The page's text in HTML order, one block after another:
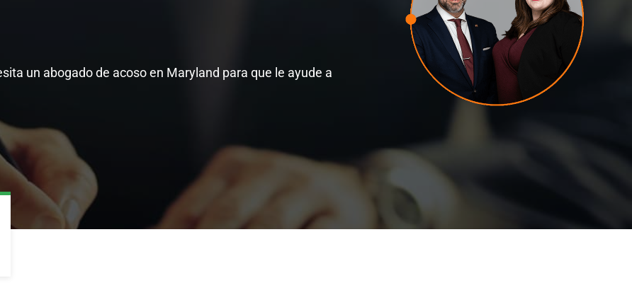
un abogado de acoso en Maryland para que le ayude a